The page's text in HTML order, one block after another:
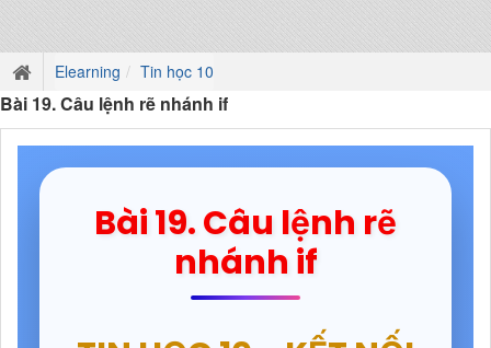
Elearning Tin học 10
Bài 19. Câu lệnh rẽ nhánh if